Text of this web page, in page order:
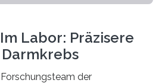
Labor: Präzisere
der